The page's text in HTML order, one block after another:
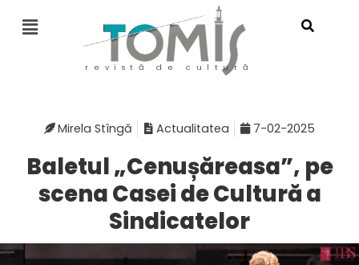
revistă de cultură
Mirela Stîngă Actualitatea 7-02-2025
Baletul „Cenușăreasa”, pe
scena Casei de Cultură a
Sindicatelor